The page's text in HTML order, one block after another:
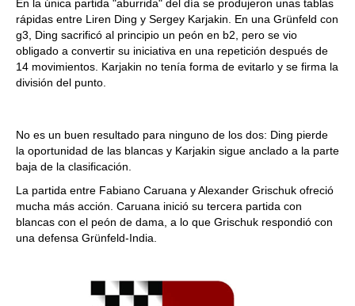
En la única partida "aburrida" del día se produjeron unas tablas
rápidas entre Liren Ding y Sergey Karjakin. En una Grünfeld con
g3, Ding sacrificó al principio un peón en b2, pero se vio
obligado a convertir su iniciativa en una repetición después de
14 movimientos. Karjakin no tenía forma de evitarlo y se firma la
división del punto.
No es un buen resultado para ninguno de los dos: Ding pierde
la oportunidad de las blancas y Karjakin sigue anclado a la parte
baja de la clasificación.
La partida entre Fabiano Caruana y Alexander Grischuk ofreció
mucha más acción. Caruana inició su tercera partida con
blancas con el peón de dama, a lo que Grischuk respondió con
una defensa Grünfeld-India.